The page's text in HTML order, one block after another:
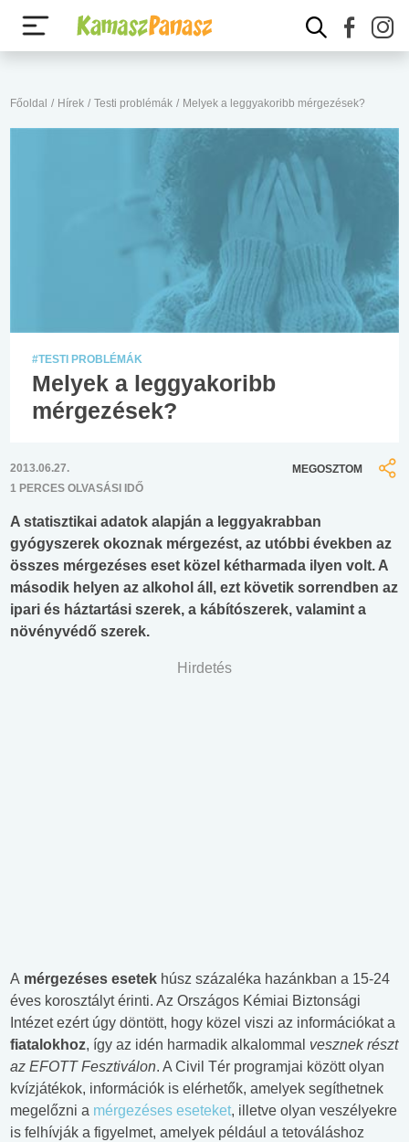
Főoldal / Hírek / Testi problémák / Melyek a leggyakoribb mérgezések?
#TESTI PROBLÉMÁK
Melyek a leggyakoribb
mérgezések?
2013.06.27.
1 PERCES OLVASÁSI IDŐ
MEGOSZTOM
A statisztikai adatok alapján a leggyakrabban
gyógyszerek okoznak mérgezést, az utóbbi években az
összes mérgezéses eset közel kétharmada ilyen volt. A
második helyen az alkohol áll, ezt követik sorrendben az
ipari és háztartási szerek, a kábítószerek, valamint a
növényvédő szerek.
Hirdetés
A mérgezéses esetek húsz százaléka hazánkban a 15-24
éves korosztályt érinti. Az Országos Kémiai Biztonsági
Intézet ezért úgy döntött, hogy közel viszi az információkat a
fiatalokhoz, így az idén harmadik alkalommal vesznek részt
az EFOTT Fesztiválon. A Civil Tér programjai között olyan
kvízjátékok, információk is elérhetők, amelyek segíthetnek
megelőzni a mérgezéses eseteket, illetve olyan veszélyekre
is felhívják a figyelmet, amelyek például a tetováláshoz